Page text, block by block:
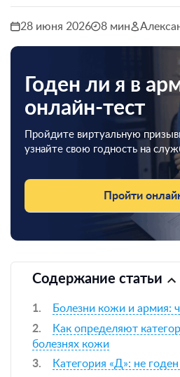
28 июня 2026 8 мин
Годен ли я в
онлайн-тест
Пройдите виртуальную
узнайте свою годность на
Пройти
Содержание статьи
Болезни кожи и армия:
Как определяют
болезнях кожи
Категория «Д»: не